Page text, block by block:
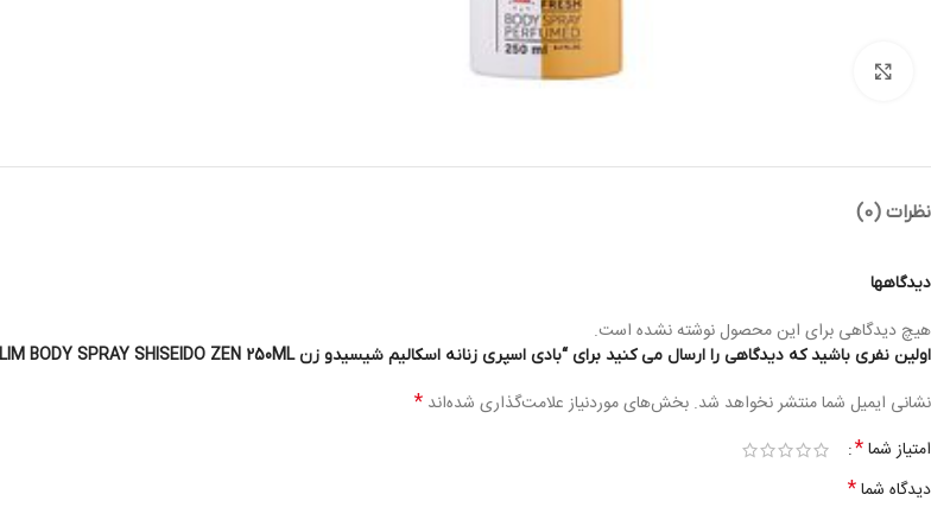
نظرات (0)
دیدگاهها
هیچ دیدگاهی برای این محصول نوشته نشده است.
اولین نفری باشید که دیدگاهی را ارسال می کنید برای “بادی اسپری زنانه اسکالیم شیسیدو زن ESKALIM BODY SPRAY SHISEIDO ZEN 250ML”
نشانی ایمیل شما منتشر نخواهد شد. بخش‌های موردنیاز علامت‌گذاری شده‌اند *
امتیاز شما*
دیدگاه شما*